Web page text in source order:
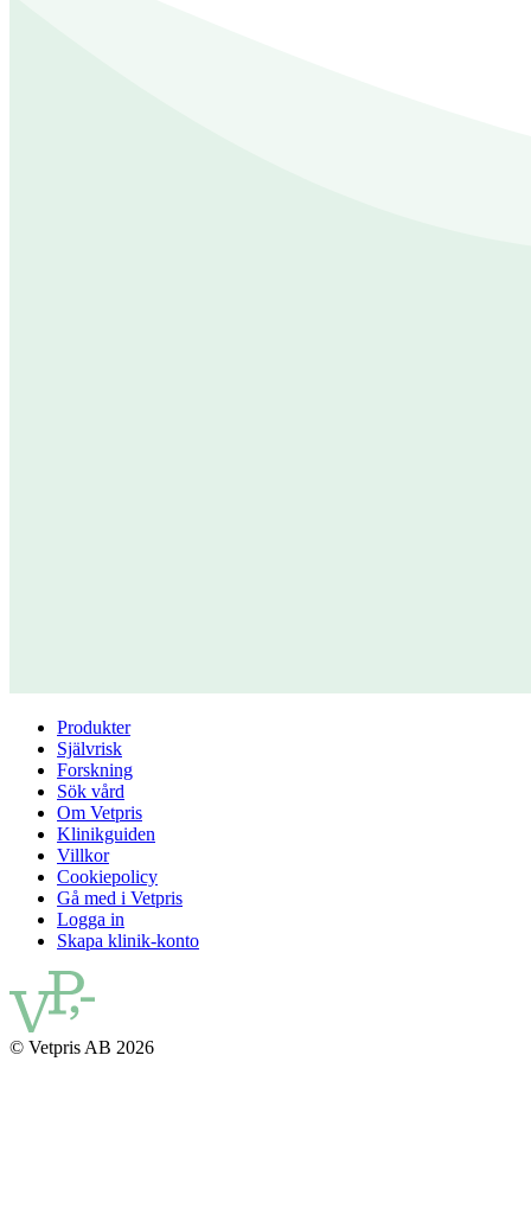
Produkter
Självrisk
Forskning
Sök vård
Om Vetpris
Klinikguiden
Villkor
Cookiepolicy
Gå med i Vetpris
Logga in
Skapa klinik-konto
© Vetpris AB 2026